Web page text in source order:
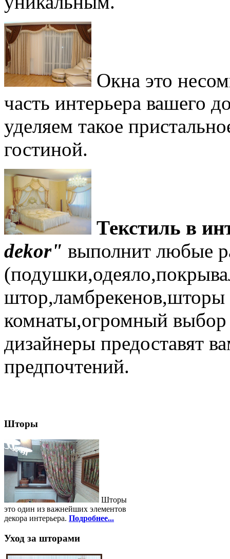
Окна это
часть интерьера вашего
уделяем такое
гостиной.
Текстиль в
dekor" выполнит любые
штор,ламбрекенов,шторы
комнаты,огромный
дизайнеры предоставят
предпочтений.
Шторы
Шторы
это один из важнейших элементов
декора интерьера. Подробнее...
Уход за шторами